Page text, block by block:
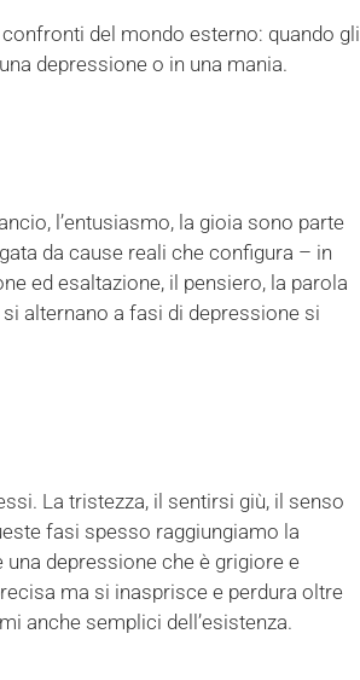
del mondo esterno: quando gli
depressione o in una mania.
l’entusiasmo, la gioia sono parte
da cause reali che configura – in
ed esaltazione, il pensiero, la parola
alternano a fasi di depressione si
La tristezza, il sentirsi giù, il senso
fasi spesso raggiungiamo la
depressione che è grigiore e
ma si inasprisce e perdura oltre
anche semplici dell’esistenza.